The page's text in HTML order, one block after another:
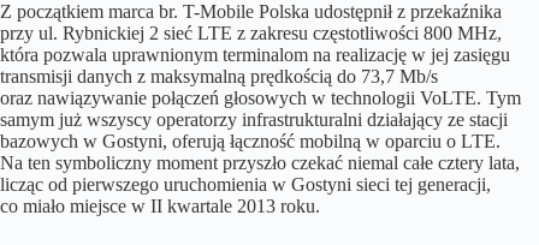
Z początkiem marca br. T-Mobile Polska udostępnił z przekaźnika
przy ul. Rybnickiej 2 sieć LTE z zakresu częstotliwości 800 MHz,
która pozwala uprawnionym terminalom na realizację w jej zasięgu
transmisji danych z maksymalną prędkością do 73,7 Mb/s
oraz nawiązywanie połączeń głosowych w technologii VoLTE. Tym
samym już wszyscy operatorzy infrastrukturalni działający ze stacji
bazowych w Gostyni, oferują łączność mobilną w oparciu o LTE.
Na ten symboliczny moment przyszło czekać niemal całe cztery lata,
licząc od pierwszego uruchomienia w Gostyni sieci tej generacji,
co miało miejsce w II kwartale 2013 roku.